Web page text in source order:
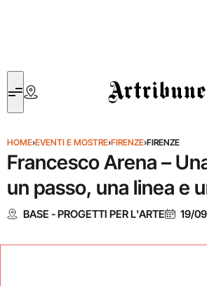
Artribune
HOME›EVENTI E MOSTRE›FIRENZE›FIRENZE
Francesco Arena –
un passo, una linea e
BASE - PROGETTI PER L'ARTE 19/